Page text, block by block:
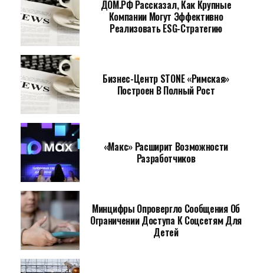
ДОМ.РФ Рассказал, Как Крупные
Компании Могут Эффективно
Реализовать ESG-Стратегию
Бизнес-Центр STONE «Римская»
Построен В Полный Рост
«Макс» Расширит Возможности
Разработчиков
Минцифры Опровергло Сообщения Об
Ограничении Доступа К Соцсетям Для
Детей